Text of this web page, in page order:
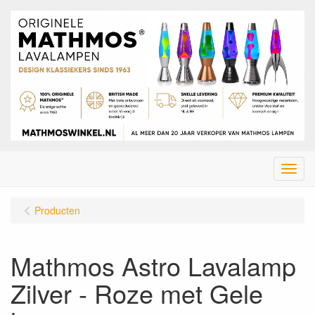
Menu
Producten
Mathmos Astro Lavalamp
Zilver - Roze met Gele